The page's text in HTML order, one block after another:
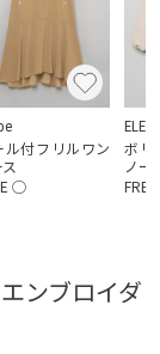
ル付フリルワン
◯
ボリ
ノー
FREE
ンブロイダ